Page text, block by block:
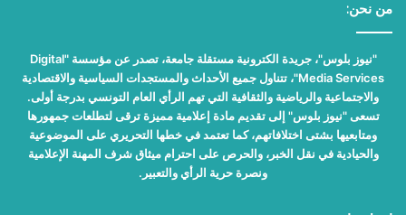
من نحن:
"نيوز بلوس"، جريدة الكترونية مستقلة جامعة، تصدر عن مؤسسة "Digital
Media Services"، تتناول جميع الأحداث والمستجدات السياسية والاقتصادية
والاجتماعية والرياضية والثقافية التي تهم الرأي العام التونسي بدرجة أولى.
تسعى "نيوز بلوس" إلى تقديم مادة إعلامية مميزة ترقى لتطلعات جمهورها
ومتابعيها بشتى اختلافاتهم، كما تعتمد في خطها التحريري على الموضوعية
والحيادية في نقل الخبر، والحرص على احترام ميثاق شرف المهنة الإعلامية
ونصرة حرية الرأي والتعبير.